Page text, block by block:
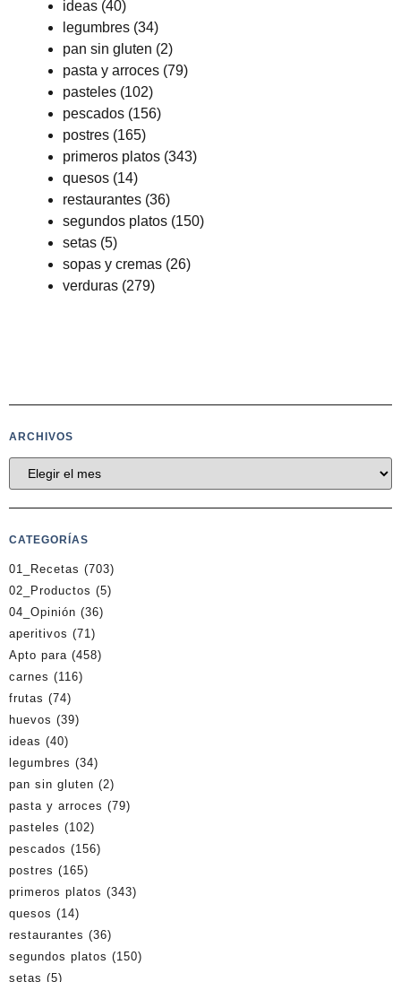
ideas (40)
legumbres (34)
pan sin gluten (2)
pasta y arroces (79)
pasteles (102)
pescados (156)
postres (165)
primeros platos (343)
quesos (14)
restaurantes (36)
segundos platos (150)
setas (5)
sopas y cremas (26)
verduras (279)
ARCHIVOS
CATEGORÍAS
01_Recetas (703)
02_Productos (5)
04_Opinión (36)
aperitivos (71)
Apto para (458)
carnes (116)
frutas (74)
huevos (39)
ideas (40)
legumbres (34)
pan sin gluten (2)
pasta y arroces (79)
pasteles (102)
pescados (156)
postres (165)
primeros platos (343)
quesos (14)
restaurantes (36)
segundos platos (150)
setas (5)